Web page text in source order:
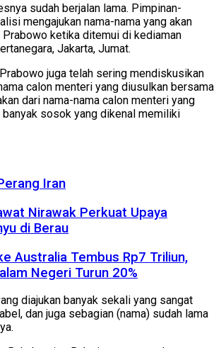
sudah berjalan lama. Pimpinan-
mengajukan nama-nama yang akan
Prabowo ketika ditemui di kediaman
Jakarta, Jumat.
juga telah sering mendiskusikan
calon menteri yang diusulkan bersama
dari nama-nama calon menteri yang
banyak sosok yang dikenal memiliki
Iran
Nirawak Perkuat Upaya
di Berau
Australia Tembus Rp7 Triliun,
Negeri Turun 20%
diajukan banyak sekali yang sangat
dan juga sebagian (nama) sudah lama